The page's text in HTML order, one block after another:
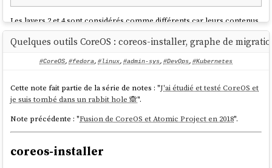
Les layers 2 et 4 sont considérés comme différents car leurs contenus
diffèrent (commandesRUNdifférentes). Les fichiers du packagepkg1
sont donc stockés deux fois. La taille totale sur disque et lors du
niveau fichier).
Malgré cette limitation, depuis la version 42,Fedora CoreOS utilise le
support OCI de OSTreepour télécharger les mises à jour système. Ce
CoreOSversbootc.
car son écosystème est plus populaire : utilisation par
Quelques outils CoreOS : coreos-installer, graphe de
#CoreOS, #fedora, #linux, #admin-sys, #DevOps, #Kubernetes
Cette note fait partie de la série de notes : "J'ai étudié et testé CoreOS et
je suis tombé dans un rabbit hole 🙈".
Note précédente : "Fusion de CoreOS et Atomic Project en 2018".
coreos-installer